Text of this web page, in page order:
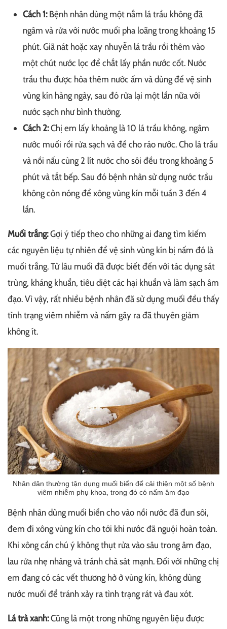
Cách 1:Bệnh nhân dùng một nắm lá trầu không đã
ngâm và rửa với nước muối pha loãng trong khoảng 15
phút. Giã nát hoặc xay nhuyễn lá trầu rồi thêm vào
một chút nước lọc để chắt lấy phần nước cốt. Nước
trầu thu được hòa thêm nước ấm và dùng để vệ sinh
vùng kín hàng ngày, sau đó rửa lại một lần nữa với
nước sạch như bình thường.
Cách 2:Chị em lấy khoảng là 10 lá trầu không, ngâm
nước muối rồi rửa sạch và để cho ráo nước. Cho lá trầu
và nồi nấu cùng 2 lít nước cho sôi đều trong khoảng 5
phút và tắt bếp. Sau đó bệnh nhân sử dụng nước trầu
không còn nóng để xông vùng kín mỗi tuần 3 đến 4
lần.
Muối trắng:Gợi ý tiếp theo cho những ai đang tìm kiếm
các nguyên liệu tự nhiên để vệ sinh vùng kín bị nấm đó là
muối trắng. Từ lâu muối đã được biết đến với tác dụng sát
trùng, kháng khuẩn, tiêu diệt các hại khuẩn và làm sạch âm
đạo. Vì vậy, rất nhiều bệnh nhân đã sử dụng muối đều thấy
tình trạng viêm nhiễm và nấm gây ra đã thuyên giảm
không ít.
Nhân dân thường tận dụng muối biển để cải thiện một số bệnh
viêm nhiễm phụ khoa, trong đó có nấm âm đạo
Bệnh nhân dùng muối biển cho vào nồi nước đã đun sôi,
đem đi xông vùng kín cho tới khi nước đã nguội hoàn toàn.
Khi xông cần chú ý không thụt rửa vào sâu trong âm đạo,
lau rửa nhẹ nhàng và tránh chà sát mạnh. Đối với những chị
em đang có các vết thương hở ở vùng kín, không dùng
nước muối để tránh xảy ra tình trạng rát và đau xót.
Lá trà xanh:Cũng là một trong những nguyên liệu được